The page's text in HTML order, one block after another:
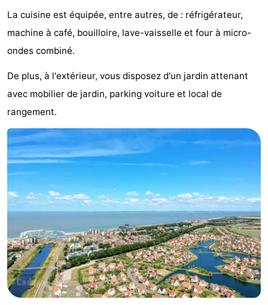
Bad
Cadzand
Hoogduin
-
Noordzee
Résidence
Cadzand-
Bad
-
Resort
Nieuwvliet-
Bad
-
Schoneveld
-
Strand
Resort
Nieuwvliet-
-
Waterdunen
-
Zonneweelde
-
Last
minutes
Plages
Voir
La cuisine est équipée, entre autres, de : réfrigérateur,
machine à café, bouilloire, lave-vaisselle et four à micro-
ondes combiné.
De plus, à l'extérieur, vous disposez d'un jardin attenant
avec mobilier de jardin, parking voiture et local de
rangement.